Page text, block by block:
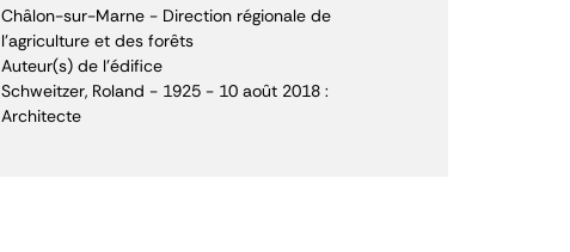
Châlon-sur-Marne - Direction régionale de
l'agriculture et des forêts
Auteur(s) de l'édifice
Schweitzer, Roland - 1925 - 10 août 2018 :
Architecte